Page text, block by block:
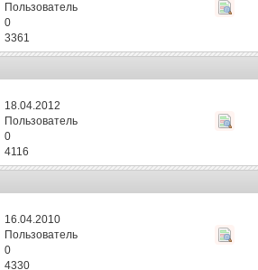
Пользователь
0
3361
18.04.2012
Пользователь
0
4116
16.04.2010
Пользователь
0
4330